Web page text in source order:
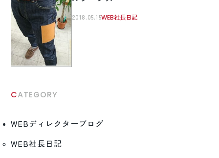
2018.05.15WEB社長日記
CATEGORY
WEBディレクターブログ
WEB社長日記